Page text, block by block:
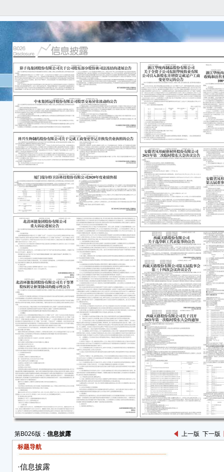
第B026版： 信息披露 上一版 下一版
标题导航
·信息披露
实、
遗漏
獐
2020
冻结
回购
法院
獐子
资产
现
近日
海县
级人
判决
决生
款本
履行
海县
股份
以及
或以
定的